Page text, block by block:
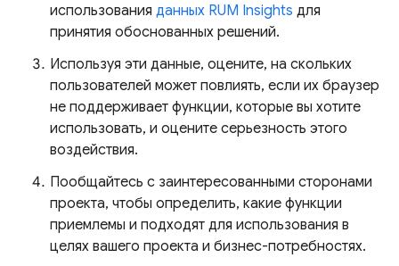
использования данных RUM Insights для
принятия обоснованных решений.
Используя эти данные, оцените, на скольких
пользователей может повлиять, если их браузер
не поддерживает функции, которые вы хотите
использовать, и оцените серьезность этого
воздействия.
Пообщайтесь с заинтересованными сторонами
проекта, чтобы определить, какие функции
приемлемы и подходят для использования в
целях вашего проекта и бизнес-потребностях.